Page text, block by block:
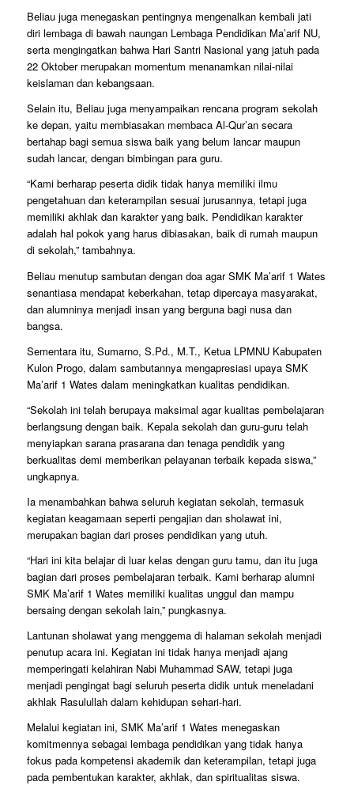
Beliau juga menegaskan pentingnya mengenalkan kembali jati
diri lembaga di bawah naungan Lembaga Pendidikan Ma’arif NU,
serta mengingatkan bahwa Hari Santri Nasional yang jatuh pada
22 Oktober merupakan momentum menanamkan nilai-nilai
keislaman dan kebangsaan.
Selain itu, Beliau juga menyampaikan rencana program sekolah
ke depan, yaitu membiasakan membaca Al-Qur’an secara
bertahap bagi semua siswa baik yang belum lancar maupun
sudah lancar, dengan bimbingan para guru.
“Kami berharap peserta didik tidak hanya memiliki ilmu
pengetahuan dan keterampilan sesuai jurusannya, tetapi juga
memiliki akhlak dan karakter yang baik. Pendidikan karakter
adalah hal pokok yang harus dibiasakan, baik di rumah maupun
di sekolah,” tambahnya.
Beliau menutup sambutan dengan doa agar SMK Ma’arif 1 Wates
senantiasa mendapat keberkahan, tetap dipercaya masyarakat,
dan alumninya menjadi insan yang berguna bagi nusa dan
bangsa.
Sementara itu, Sumarno, S.Pd., M.T., Ketua LPMNU Kabupaten
Kulon Progo, dalam sambutannya mengapresiasi upaya SMK
Ma’arif 1 Wates dalam meningkatkan kualitas pendidikan.
“Sekolah ini telah berupaya maksimal agar kualitas pembelajaran
berlangsung dengan baik. Kepala sekolah dan guru-guru telah
menyiapkan sarana prasarana dan tenaga pendidik yang
berkualitas demi memberikan pelayanan terbaik kepada siswa,”
ungkapnya.
Ia menambahkan bahwa seluruh kegiatan sekolah, termasuk
kegiatan keagamaan seperti pengajian dan sholawat ini,
merupakan bagian dari proses pendidikan yang utuh.
“Hari ini kita belajar di luar kelas dengan guru tamu, dan itu juga
bagian dari proses pembelajaran terbaik. Kami berharap alumni
SMK Ma’arif 1 Wates memiliki kualitas unggul dan mampu
bersaing dengan sekolah lain,” pungkasnya.
Lantunan sholawat yang menggema di halaman sekolah menjadi
penutup acara ini. Kegiatan ini tidak hanya menjadi ajang
memperingati kelahiran Nabi Muhammad SAW, tetapi juga
menjadi pengingat bagi seluruh peserta didik untuk meneladani
akhlak Rasulullah dalam kehidupan sehari-hari.
Melalui kegiatan ini, SMK Ma’arif 1 Wates menegaskan
komitmennya sebagai lembaga pendidikan yang tidak hanya
fokus pada kompetensi akademik dan keterampilan, tetapi juga
pada pembentukan karakter, akhlak, dan spiritualitas siswa.